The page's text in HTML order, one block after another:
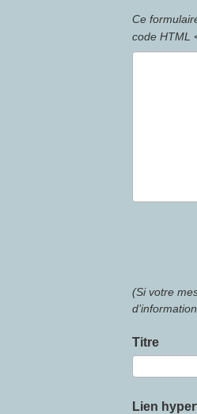
Ce
code HTML
(Si votre
Titre
Lien